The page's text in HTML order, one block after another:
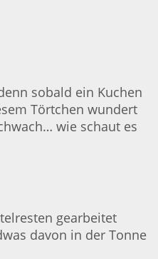
sobald ein Kuchen
Törtchen wundert
wie schaut es
gearbeitet
davon in der Tonne